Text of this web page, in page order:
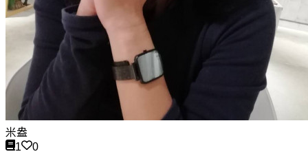
米盎
1
0